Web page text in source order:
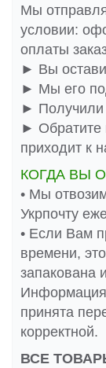
Мы
условии:
оплаты
► Вы
► Мы его
► Получили
► Обратите
приходит к
КОГДА ВЫ
• Мы
Укрпочту
• Если Вам
времени,
запакована
Информация
принята
корректной.
ВСЕ